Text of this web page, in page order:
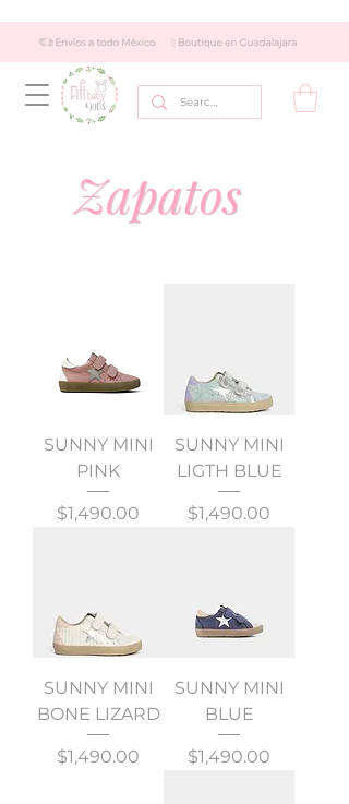
SUNNY MINI
PINK
Precio
$1,490.00
SUNNY MINI
LIGTH BLUE
Precio
$1,490.00
SUNNY MINI
BONE LIZARD
Precio
$1,490.00
SUNNY MINI
BLUE
Precio
$1,490.00